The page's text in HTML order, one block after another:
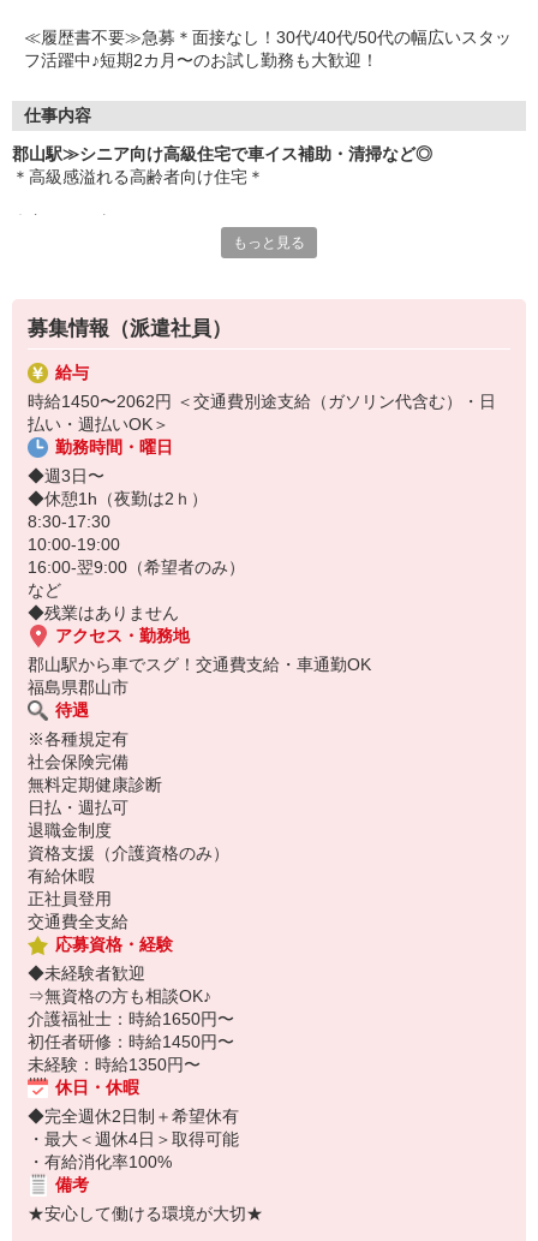
≪履歴書不要≫急募＊面接なし！30代/40代/50代の幅広いスタッ
フ活躍中♪短期2カ月〜のお試し勤務も大歓迎！
仕事内容
郡山駅≫シニア向け高級住宅で車イス補助・清掃など◎
＊高級感溢れる高齢者向け住宅＊
お一人で過ごされる入居者様も多いため、
バタバタせずに働けます◎
「少し身体を動かしたい」「高時給で働きたい！」と、在宅や事務
経験者の方から大人気のお仕事です♪
もっと見る
募集情報（派遣社員）
給与
時給1450〜2062円 ＜交通費別途支給（ガソリン代含む）・日
払い・週払いOK＞
勤務時間・曜日
◆週3日〜
◆休憩1h（夜勤は2ｈ）
8:30-17:30
10:00-19:00
16:00-翌9:00（希望者のみ）
など
◆残業はありません
アクセス・勤務地
郡山駅から車でスグ！交通費支給・車通勤OK
福島県郡山市
待遇
※各種規定有
社会保険完備
無料定期健康診断
日払・週払可
退職金制度
資格支援（介護資格のみ）
有給休暇
正社員登用
交通費全支給
応募資格・経験
◆未経験者歓迎
⇒無資格の方も相談OK♪
介護福祉士：時給1650円〜
初任者研修：時給1450円〜
未経験：時給1350円〜
休日・休暇
◆完全週休2日制＋希望休有
・最大＜週休4日＞取得可能
・有給消化率100%
備考
★安心して働ける環境が大切★